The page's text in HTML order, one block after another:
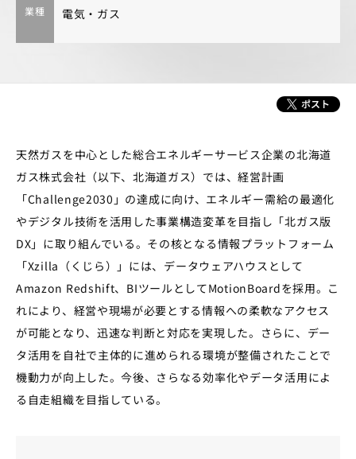
業種 電気・ガス
天然ガスを中心とした総合エネルギーサービス企業の北海道
ガス株式会社（以下、北海道ガス）では、経営計画
「Challenge2030」の達成に向け、エネルギー需給の最適化
やデジタル技術を活用した事業構造変革を目指し「北ガス版
DX」に取り組んでいる。その核となる情報プラットフォーム
「Xzilla（くじら）」には、データウェアハウスとして
Amazon Redshift、BIツールとしてMotionBoardを採用。こ
れにより、経営や現場が必要とする情報への柔軟なアクセス
が可能となり、迅速な判断と対応を実現した。さらに、デー
タ活用を自社で主体的に進められる環境が整備されたことで
機動力が向上した。今後、さらなる効率化やデータ活用によ
る自走組織を目指している。